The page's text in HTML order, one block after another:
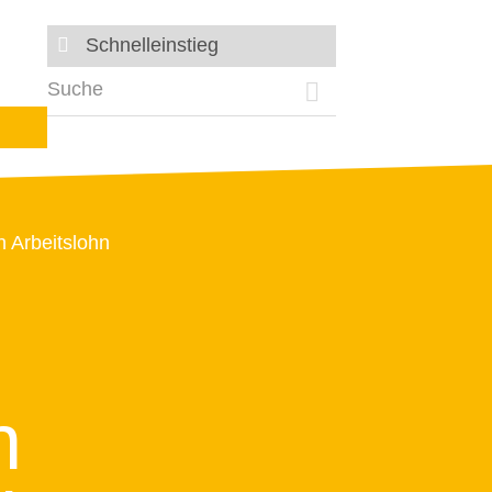
Schnelleinstieg
Arbeitslohn